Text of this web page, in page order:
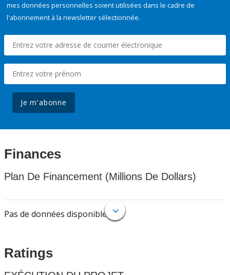
mes données personnelles soient utilisées dans le cadre de
l'abonnement à la newsletter sélectionnée.
Je m'abonne
Finances
Plan De Financement (Millions De Dollars)
Pas de données disponibles.
Ratings